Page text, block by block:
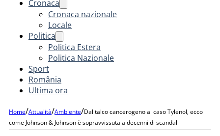
Cronaca
Cronaca nazionale
Locale
Politica
Politica Estera
Politica Nazionale
Sport
România
Ultima ora
Home/Attualità/Ambiente/Dal talco cancerogeno al caso Tylenol, ecco
come Johnson & Johnson è sopravvissuta a decenni di scandali